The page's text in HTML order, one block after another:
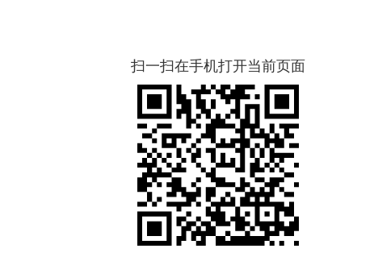
扫一扫在手机打开当前页面